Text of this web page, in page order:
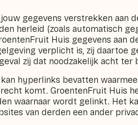
gegevens verstrekken aan
herleid (zoals automatisch
Huis gegevens aan
verplicht is, zij daartoe
zij dat noodzakelijk acht ter
hyperlinks bevatten
komt. GroentenFruit Huis
waarnaar wordt gelinkt. Het
van derden een ander